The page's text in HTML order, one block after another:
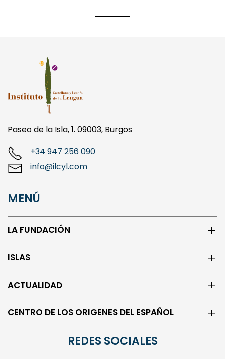
Paseo de la Isla, 1. 09003, Burgos
+34 947 256 090
info@ilcyl.com
MENÚ
LA FUNDACIÓN
ISLAS
ACTUALIDAD
CENTRO DE LOS ORIGENES DEL ESPAÑOL
REDES SOCIALES